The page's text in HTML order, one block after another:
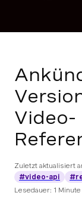
Video-
Zuletzt aktualisiert
#video-api
Lesedauer: 1 Minute